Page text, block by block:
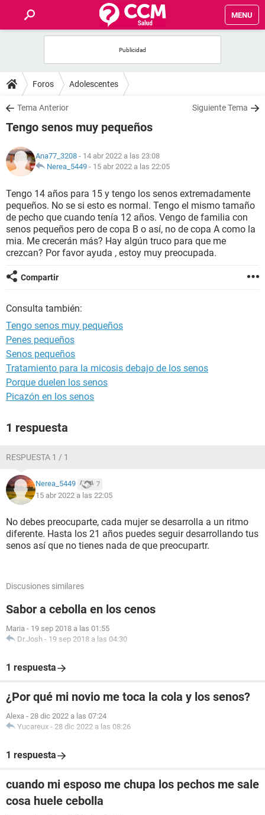
MENU
FOROS
SALUD
FAMILIA
NUTRICIÓN
BIENESTAR
SEXUALIDAD
GLOSARIO
Foros Adolescentes
Tema Anterior Siguiente Tema
Tengo senos muy pequeños
Ana77_3208 - 14 abr 2022 a las 23:08
Nerea_5449 - 15 abr 2022 a las 22:05
Tengo 14 años para 15 y tengo los senos extremadamente
pequeños. No se si esto es normal. Tengo el mismo tamaño
de pecho que cuando tenía 12 años. Vengo de familia con
senos pequeños pero de copa B o así, no de copa A como la
mia. Me crecerán más? Hay algún truco para que me
crezcan? Por favor ayuda , estoy muy preocupada.
Compartir
Consulta también:
Tengo senos muy pequeños
Penes pequeños
Senos pequeños
Tratamiento para la micosis debajo de los senos
Porque duelen los senos
Picazón en los senos
1 respuesta
RESPUESTA 1 / 1
Nerea_5449 7
15 abr 2022 a las 22:05
No debes preocuparte, cada mujer se desarrolla a un ritmo
diferente. Hasta los 21 años puedes seguir desarrollando tus
senos así que no tienes nada de que preocupartr.
Discusiones similares
Sabor a cebolla en los cenos
Maria - 19 sep 2018 a las 01:55
Dr.Josh - 19 sep 2018 a las 04:30
1 respuesta
¿Por qué mi novio me toca la cola y los senos?
Alexa - 28 dic 2022 a las 07:24
Yucareux - 28 dic 2022 a las 08:26
1 respuesta
cuando mi esposo me chupa los pechos me sale
cosa huele cebolla